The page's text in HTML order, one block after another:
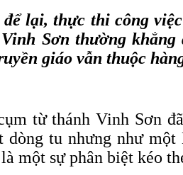
lại, thực thi công
Sơn thường
giáo vẫn thuộc
từ thánh Vinh Sơn
tu nhưng như
một sự phân biệt kéo